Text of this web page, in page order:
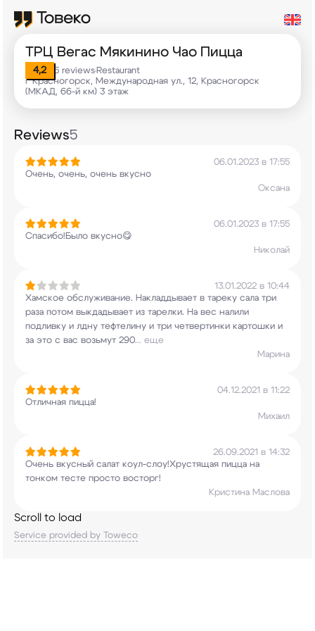
ТРЦ Вегас Мякинино Чао Пицца
4,2 5 reviews•Restaurant
г Красногорск, Международная ул., 12, Красногорск
(МКАД, 66-й км) 3 этаж
Reviews5
06.01.2023 в 17:55
Очень, очень, очень вкусно
Оксана
06.01.2023 в 17:55
Спасибо!Было вкусно😋
Николай
13.01.2022 в 10:44
Хамское обслуживание. Накладдывает в тареку сала три
раза потом выкдадывает из тарелки. На вес налили
подливку и лдну тефтелину и три четвертинки картошки и
за это с вас возьмут 290... еще
Марина
04.12.2021 в 11:22
Отличная пицца!
Михаил
26.09.2021 в 14:32
Очень вкусный салат коул-слоу!Хрустящая пицца на
тонком тесте просто восторг!
Кристина Маслова
Scroll to load
Service provided by Toweco